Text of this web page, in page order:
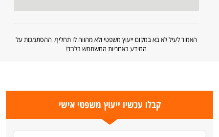
האמור לעיל לא בא במקום ייעוץ משפטי ולא מהווה לו תחליף. ההסתמכות על
המידע באחריות המשתמש בלבד!
קבלו עכשיו ייעוץ משפטי אישי